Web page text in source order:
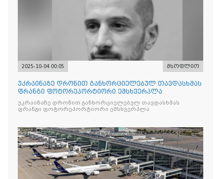
2025-10-04 00:05 მსოფლიო
უკრაინაზე დრონით განხორციელებულ თავდასხმას
ფრანგი ფოტორეპორტიორი ემსხვერპლა
უკრაინაზე დრონით განხორციელებულ თავდასხმას
ფრანგი ფოტორეპორტიორი ემსხვერპლა